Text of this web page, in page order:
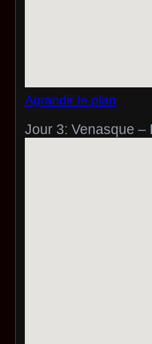
Agrandir le plan
Jour 3: Venasque –